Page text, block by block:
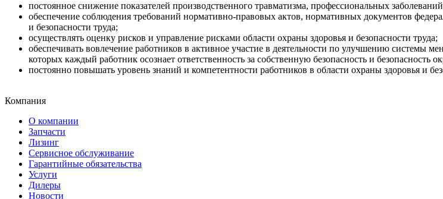
постоянное снижение показателей производственного травматизма, профессиональных
обеспечение соблюдения требований нормативно-правовых актов, нормативных документов
и безопасности труда;
осуществлять оценку рисков и управление рисками области охраны здоровья и безопасности труда;
обеспечивать вовлечение работников в активное участие в деятельности по улучшению системы
которых каждый работник осознает ответственность за собственную безопасность и безопасность
постоянно повышать уровень знаний и компетентности работников в области охраны здоровья и
Компания
О компании
Запчасти
Лизинг
Сервисное обслуживание
Гарантийные обязательства
Услуги
Дилеры
Новости